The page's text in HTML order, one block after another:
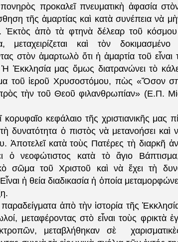
προκαλεῖ πνευματικὴ ἀφασία
τῆς ἁμαρτίας καὶ κατὰ συνέπεια νὰ
Ἐκτὸς ἀπὸ τὰ φτηνὰ δέλεαρ τοῦ
μεταχειρίζεται καὶ τὸν
στὸν ἁμαρτωλὸ ὅτι ἡ ἁμαρτία τοῦ εἶναι
Ἡ Ἐκκλησία μας ὅμως διατρανώνει τὸ
τοῦ ἱεροῦ Χρυσοστόμου, πὼς «Ὅσον
τὴν τοῦ Θεοῦ φιλανθρωπίαν» (Ε.Π.
κεφάλαιο τῆς χριστιανικῆς μας
τὴ δυνατότητα ὁ πιστὸς νὰ μετανοήσει καὶ
Ἀποτελεῖ κατὰ τοὺς Πατέρες τὴ διαρκῆ
ὁ νεοφώτιστος κατὰ τὸ ἅγιο
σῶμα τοῦ Χριστοῦ καὶ νὰ ἔχει τὴ
ἡ θεία διαδικασία ἡ ὁποία
ἀπὸ τὴν ἱστορία τῆς
μεταφέροντας στὸ εἶναι τοὺς φρικτὰ
μεταβλήθηκαν σὲ